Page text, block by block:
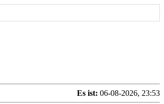
Es ist: 06-08-2026, 23:53